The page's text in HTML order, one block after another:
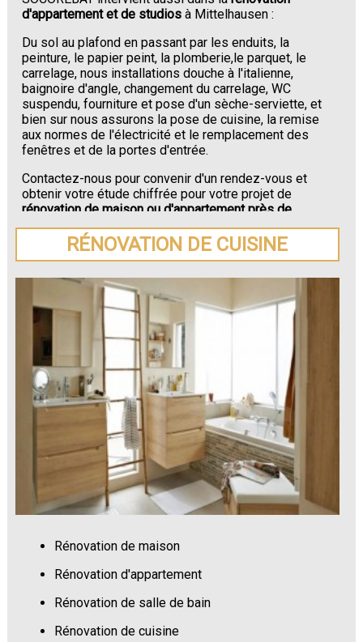
d'appartement et de studios à Mittelhausen :
Du sol au plafond en passant par les enduits, la
peinture, le papier peint, la plomberie,le parquet, le
carrelage, nous installations douche à l'italienne,
baignoire d'angle, changement du carrelage, WC
suspendu, fourniture et pose d'un sèche-serviette, et
bien sur nous assurons la pose de cuisine, la remise
aux normes de l'électricité et le remplacement des
fenêtres et de la portes d'entrée.
Contactez-nous pour convenir d'un rendez-vous et
obtenir votre étude chiffrée pour votre projet de
rénovation de maison ou d'appartement près de
Mittelhausen.
RÉNOVATION DE CUISINE
Rénovation de maison
Rénovation d'appartement
Rénovation de salle de bain
Rénovation de cuisine